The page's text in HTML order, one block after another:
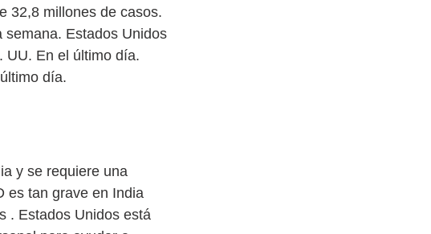
32,8 millones de casos.
semana. Estados Unidos
UU. En el último día.
día.
y se requiere una
es tan grave en India
. Estados Unidos está